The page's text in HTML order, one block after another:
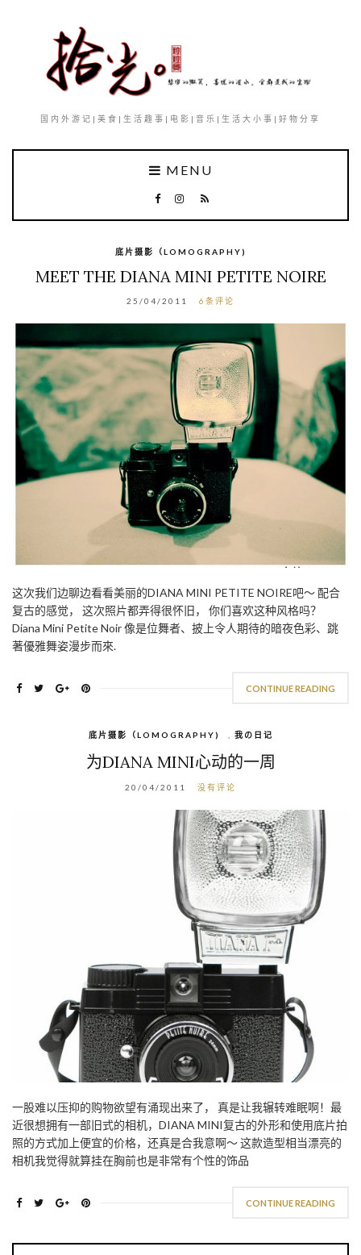
国内外游记|美食|生活趣事|电影|音乐|生活大小事|好物分享
MENU
底片摄影（LOMOGRAPHY)
MEET THE DIANA MINI PETITE NOIRE
25/04/2011 6条评论
这次我们边聊边看看美丽的DIANA MINI PETITE NOIRE吧～ 配合
复古的感觉， 这次照片都弄得很怀旧， 你们喜欢这种风格吗？
Diana Mini Petite Noir 像是位舞者、披上令人期待的暗夜色彩、跳
著優雅舞姿漫步而來.
CONTINUE READING
底片摄影（LOMOGRAPHY) 我の日记
为DIANA MINI心动的一周
20/04/2011 没有评论
一股难以压抑的购物欲望有涌现出来了， 真是让我辗转难眠啊！最
近很想拥有一部旧式的相机，DIANA MINI复古的外形和使用底片拍
照的方式加上便宜的价格，还真是合我意啊～ 这款造型相当漂亮的
相机我觉得就算挂在胸前也是非常有个性的饰品
CONTINUE READING